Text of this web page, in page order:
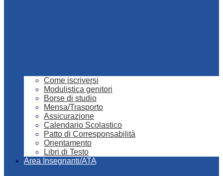
Come iscriversi
Modulistica genitori
Borse di studio
Mensa/Trasporto
Assicurazione
Calendario Scolastico
Patto di Corresponsabilità
Orientamento
Libri di Testo
Area Insegnanti/ATA